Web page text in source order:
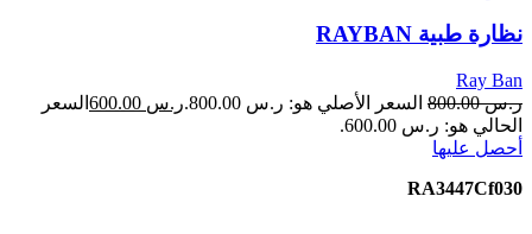
نظارة طبية RAYBAN
Ray Ban
ر.س800.00 السعر الأصلي هو: ر.س 800.00. ر.س
السعر
الحالي هو: ر.س 600.00.
أحصل عليها
RA3447Cf030